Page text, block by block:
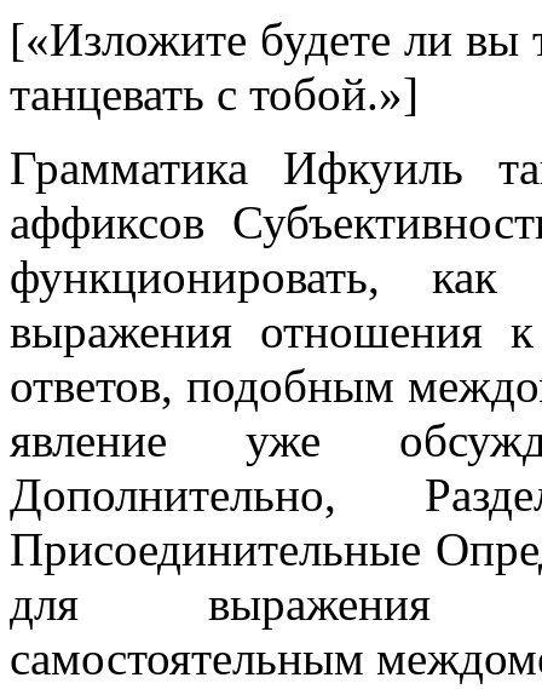
[«Изложите будете ли вы
танцевать с тобой.»]
Грамматика Ифкуиль
аффиксов
функционировать, как
выражения отношения
ответов, подобным
явление уже
Дополнительно,
Присоединительные
для выражения
самостоятельным